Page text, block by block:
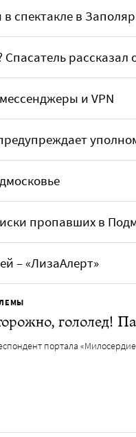
спектакле в
рассказал
и VPN
пропавших в
– «ЛизаАлерт»
гололед!
портала